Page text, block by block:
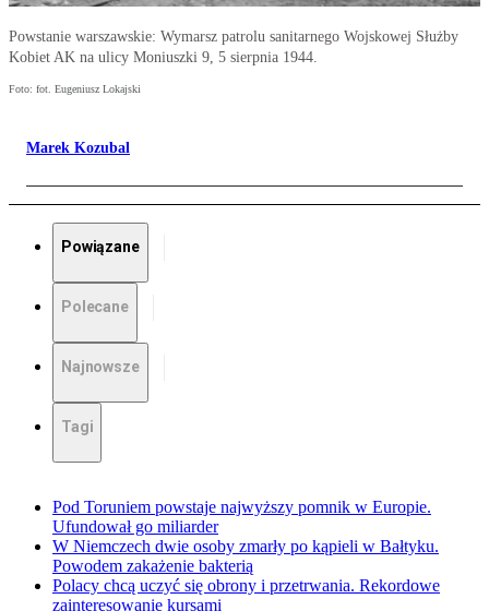
Powstanie warszawskie: Wymarsz patrolu sanitarnego Wojskowej Służby
Kobiet AK na ulicy Moniuszki 9, 5 sierpnia 1944.
Foto: fot. Eugeniusz Lokajski
Marek Kozubal
Powiązane
Polecane
Najnowsze
Tagi
Pod Toruniem powstaje najwyższy pomnik w Europie.
Ufundował go miliarder
W Niemczech dwie osoby zmarły po kąpieli w Bałtyku.
Powodem zakażenie bakterią
Polacy chcą uczyć się obrony i przetrwania. Rekordowe
zainteresowanie kursami